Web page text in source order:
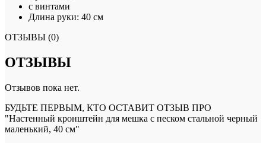
с винтами
Длина руки: 40 см
ОТЗЫВЫ (0)
ОТЗЫВЫ
Отзывов пока нет.
БУДЬТЕ ПЕРВЫМ, КТО ОСТАВИТ ОТЗЫВ ПРО
"Настенный кронштейн для мешка с песком стальной черный
маленький, 40 см"